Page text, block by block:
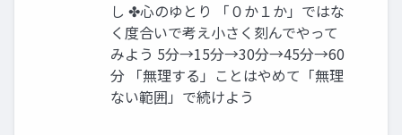
し ✤心のゆとり 「０か１か」ではな
く度合いで考え小さく刻んでやって
みよう 5分→15分→30分→45分→60
分 「無理する」ことはやめて「無理
ない範囲」で続けよう